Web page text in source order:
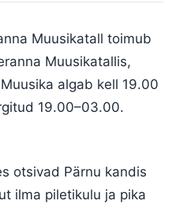
Muusikatall toimub
Muusikatallis,
algab kell 19.00
19.00–03.00.
otsivad Pärnu kandis
ilma piletikulu ja pika